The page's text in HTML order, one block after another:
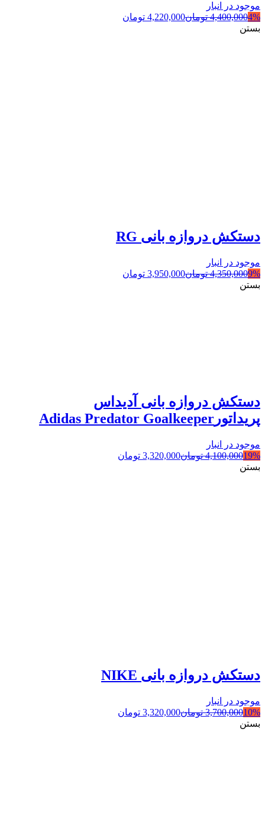
موجود در انبار
4%
4,400,000 تومان4,220,000 تومان
بستن
دستکش دروازه بانی RG
موجود در انبار
9%
4,350,000 تومان3,950,000 تومان
بستن
دستکش دروازه بانی آدیداس
پریداتورAdidas Predator Goalkeeper
موجود در انبار
19%
4,100,000 تومان3,320,000 تومان
بستن
دستکش دروازه بانی NIKE
موجود در انبار
10%
3,700,000 تومان3,320,000 تومان
بستن